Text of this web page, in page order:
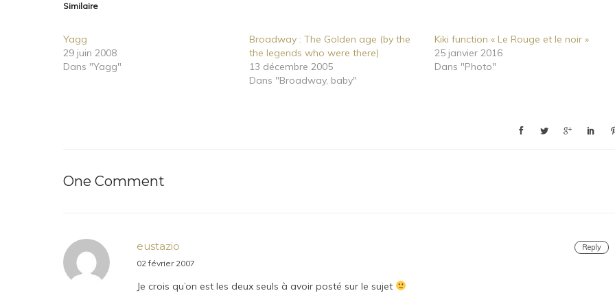
Similaire
Yagg
29 juin 2008
Dans "Yagg"
Broadway : The Golden age (by the
the legends who were there)
13 décembre 2005
Dans "Broadway, baby"
Kiki function « Le Rouge et le noir »
25 janvier 2016
Dans "Photo"
One Comment
Reply
eustazio
02 février 2007
Je crois qu’on est les deux seuls à avoir posté sur le sujet